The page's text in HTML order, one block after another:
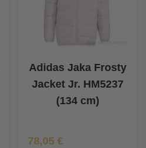
Adidas Jaka Frosty
Jacket Jr. HM5237
(134 cm)
Īpaša Cena
78,05 €